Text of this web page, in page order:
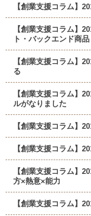
【創業支援コラム】
【創業支援コラム】
ト・バックエンド商品
【創業支援コラム】
る
【創業支援コラム】
ルがなりました
【創業支援コラム】
【創業支援コラム】
【創業支援コラム】
方×熱意×能力
【創業支援コラム】